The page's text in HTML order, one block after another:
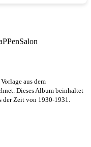
aus dem
Dieses Album beinhaltet
Zeit von 1930-1931.